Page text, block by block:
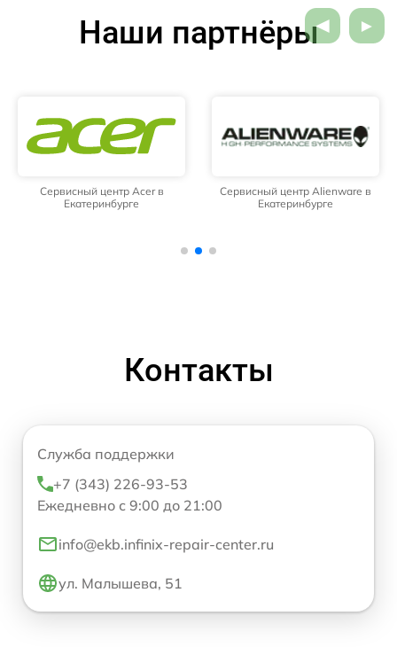
Наши партнёры
Сервисный центр Acer в
Екатеринбурге
Сервисный центр Alienware в
Екатеринбурге
Контакты
Служба поддержки
+7 (343) 226-93-53
Ежедневно с 9:00 до 21:00
info@ekb.infinix-repair-center.ru
ул. Малышева, 51